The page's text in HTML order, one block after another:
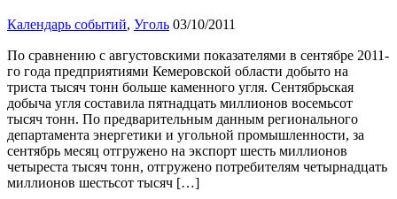
Календарь событий, Уголь 03/10/2011
По сравнению с августовскими показателями в сентябре 2011-
го года предприятиями Кемеровской области добыто на
триста тысяч тонн больше каменного угля. Сентябрьская
добыча угля составила пятнадцать миллионов восемьсот
тысяч тонн. По предварительным данным регионального
департамента энергетики и угольной промышленности, за
сентябрь месяц отгружено на экспорт шесть миллионов
четыреста тысяч тонн, отгружено потребителям четырнадцать
миллионов шестьсот тысяч […]